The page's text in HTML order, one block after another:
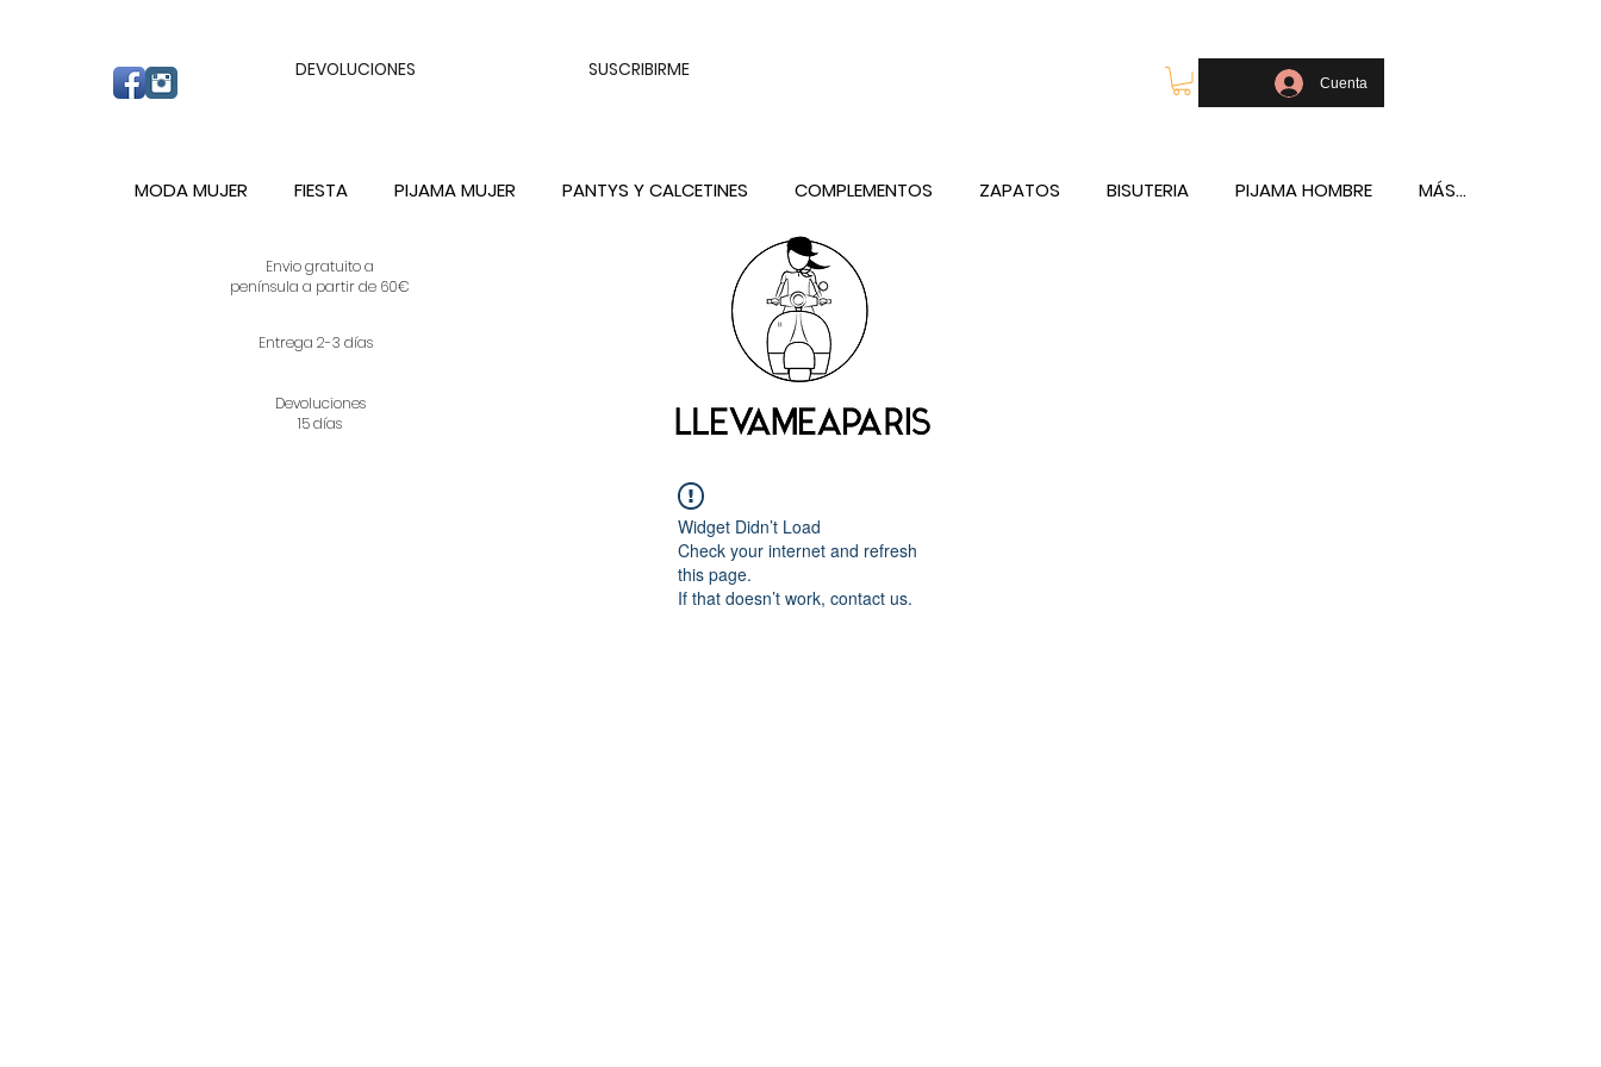
DEVOLUCIONES
SUSCRIBIRME
Cuenta
MODA MUJER FIESTA PIJAMA MUJER PANTYS Y CALCETINES COMPLEMENTOS ZAPATOS BISUTERIA PIJAMA HOMBRE MÁS...
Envio gratuito a
península a partir de 60€
Entrega 2-3 días
Devoluciones
15 días
Widget Didn’t Load
Check your internet and refresh
this page.
If that doesn’t work, contact us.